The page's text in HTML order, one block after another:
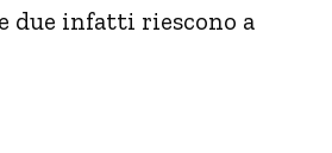
due infatti riescono a